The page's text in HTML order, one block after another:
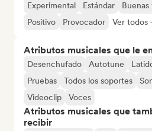
Experimental Estándar Buenas
Positivo
Provocador Ver todos
Atributos musicales que le
Desenchufado Autotune
Pruebas
Todos los soportes
Videoclip
Voces
Atributos musicales que
recibir